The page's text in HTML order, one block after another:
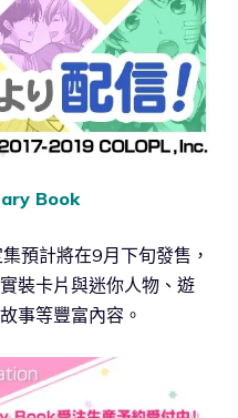
Book
預計將在9月下旬發售，
裝卡片與迷你人物、遊
事等豐富內容。